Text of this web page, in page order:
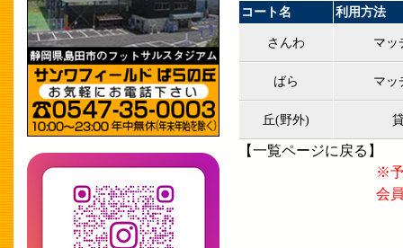
コート名 利用方法
さんわ マッ
ばら マッ
丘(野外)
【一覧ページに戻る 】
※
会員